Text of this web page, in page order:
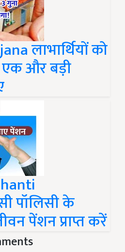
लाभार्थियों को
और बड़ी
पॉलिसी के
पेंशन प्राप्त करें